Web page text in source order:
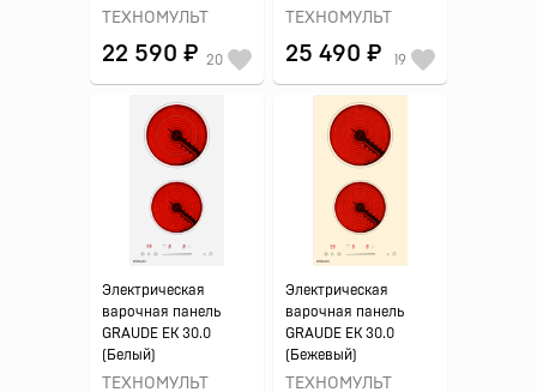
ТЕХНОМУЛЬТ
22 590 ₽ 20
ТЕХНОМУЛЬТ
25 490 ₽ 19
Электрическая
варочная панель
GRAUDE EK 30.0
(Белый)
ТЕХНОМУЛЬТ
Электрическая
варочная панель
GRAUDE EK 30.0
(Бежевый)
ТЕХНОМУЛЬТ